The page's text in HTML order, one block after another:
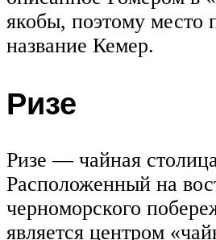
якобы, поэтому место
название Кемер.
Ризе
Ризе — чайная
Расположенный на
черноморского
является центром